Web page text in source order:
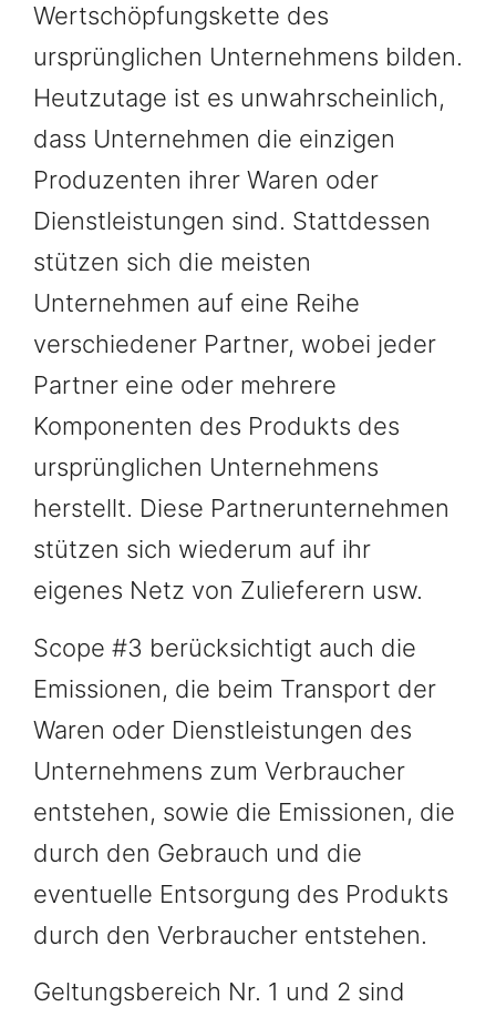
Wertschöpfungskette des
ursprünglichen Unternehmens bilden.
Heutzutage ist es unwahrscheinlich,
dass Unternehmen die einzigen
Produzenten ihrer Waren oder
Dienstleistungen sind. Stattdessen
stützen sich die meisten
Unternehmen auf eine Reihe
verschiedener Partner, wobei jeder
Partner eine oder mehrere
Komponenten des Produkts des
ursprünglichen Unternehmens
herstellt. Diese Partnerunternehmen
stützen sich wiederum auf ihr
eigenes Netz von Zulieferern usw.
Scope #3 berücksichtigt auch die
Emissionen, die beim Transport der
Waren oder Dienstleistungen des
Unternehmens zum Verbraucher
entstehen, sowie die Emissionen, die
durch den Gebrauch und die
eventuelle Entsorgung des Produkts
durch den Verbraucher entstehen.
Geltungsbereich Nr. 1 und 2 sind